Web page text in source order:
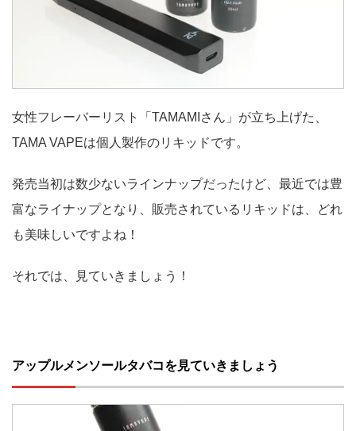
女性フレーバーリスト「TAMAMIさん」が立ち上げた、
TAMA VAPEは個人製作のリキッドです。
発売当初は数少ないラインナップだったけど、最近では豊
富なライナップとなり、販売されているリキッドは、どれ
も美味しいですよね！
それでは、見ていきましょう！
アップルメンソールタバコを見ていきましょう